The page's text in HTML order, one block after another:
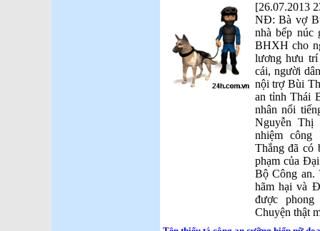
[26.07.2013
NĐ: Bà vợ
nhà bếp núc
BHXH cho
lương hưu
cái, người
nội trợ Bùi
an tỉnh Thái
nhân nổi
Nguyễn Thị
nhiệm công
Thắng đã có
phạm của
Bộ Công an.
hãm hại và
được
Chuyện thật